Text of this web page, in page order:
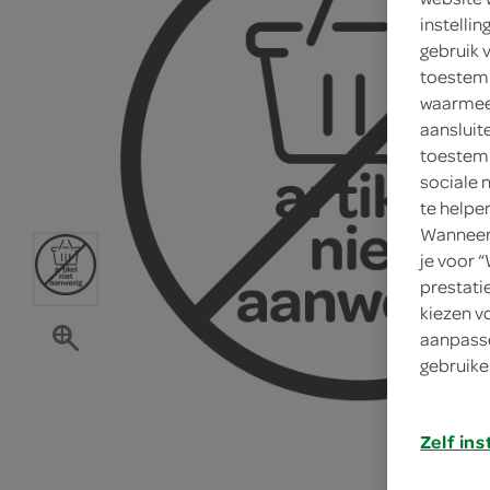
gebruik
sociale
te
je voor
kiezen
Zelf